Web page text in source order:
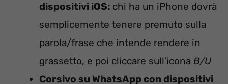
dispositivi iOS: chi ha un iPhone dovrà
semplicemente tenere premuto sulla
parola/frase che intende rendere in
grassetto, e poi cliccare sull’icona B/U
Corsivo su WhatsApp con dispositivi